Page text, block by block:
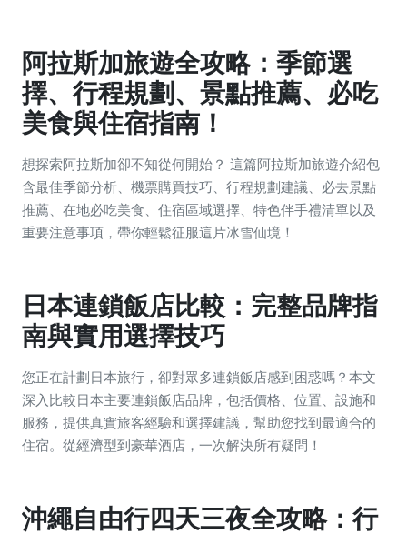
阿拉斯加旅遊全攻略：季節選
擇、行程規劃、景點推薦、必吃
美食與住宿指南！
想探索阿拉斯加卻不知從何開始？ 這篇阿拉斯加旅遊介紹包
含最佳季節分析、機票購買技巧、行程規劃建議、必去景點
推薦、在地必吃美食、住宿區域選擇、特色伴手禮清單以及
重要注意事項，帶你輕鬆征服這片冰雪仙境！
日本連鎖飯店比較：完整品牌指
南與實用選擇技巧
您正在計劃日本旅行，卻對眾多連鎖飯店感到困惑嗎？本文
深入比較日本主要連鎖飯店品牌，包括價格、位置、設施和
服務，提供真實旅客經驗和選擇建議，幫助您找到最適合的
住宿。從經濟型到豪華酒店，一次解決所有疑問！
沖繩自由行四天三夜全攻略：行